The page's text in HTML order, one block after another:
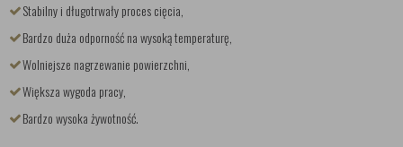
Stabilny i długotrwały proces cięcia,
Bardzo duża odporność na wysoką temperaturę,
Wolniejsze nagrzewanie powierzchni,
Większa wygoda pracy,
Bardzo wysoka żywotność.